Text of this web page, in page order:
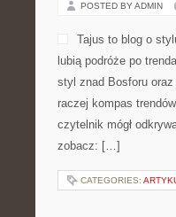
POSTED BY ADMIN
Tajus to blog o
lubią podróże po
styl znad Bosforu
raczej kompas
czytelnik mógł
zobacz: […]
CATEGORIES: